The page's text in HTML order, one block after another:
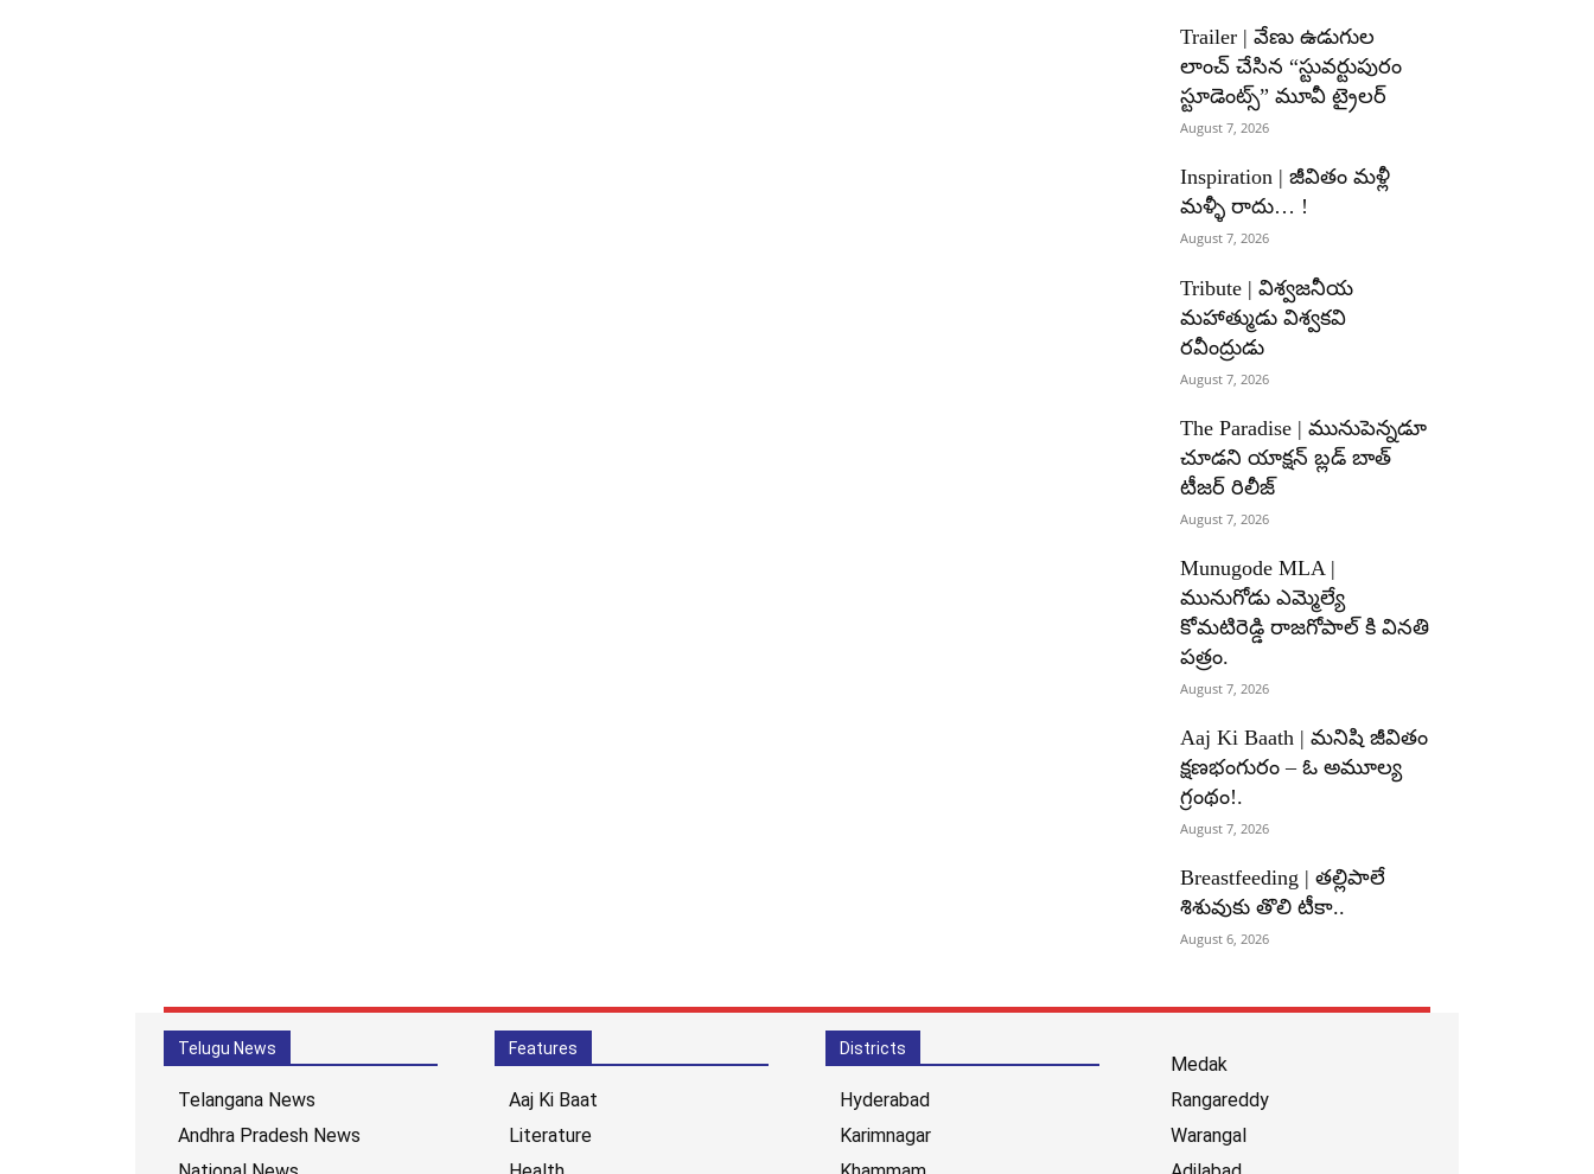
Trailer | వేణు ఉడుగుల
లాంచ్ చేసిన “స్టువర్టుపురం
స్టూడెంట్స్” మూవీ ట్రైలర్
August 7, 2026
Inspiration | జీవితం మళ్లీ
మళ్ళీ రాదు… !
August 7, 2026
Tribute | విశ్వజనీయ
మహాత్ముడు విశ్వకవి
రవీంద్రుడు
August 7, 2026
The Paradise | మునుపెన్నడూ
చూడని యాక్షన్ బ్లడ్ బాత్
టీజర్ రిలీజ్
August 7, 2026
Munugode MLA |
మునుగోడు ఎమ్మెల్యే
కోమటిరెడ్డి రాజగోపాల్ కి వినతి
పత్రం.
August 7, 2026
Aaj Ki Baath | మనిషి జీవితం
క్షణభంగురం – ఓ అమూల్య
గ్రంథం!.
August 7, 2026
Breastfeeding | తల్లిపాలే
శిశువుకు తొలి టీకా..
August 6, 2026
Telugu News
Telangana News
Andhra Pradesh News
Features
Aaj Ki Baat
Literature
Districts
Hyderabad
Karimnagar
Medak
Rangareddy
Warangal